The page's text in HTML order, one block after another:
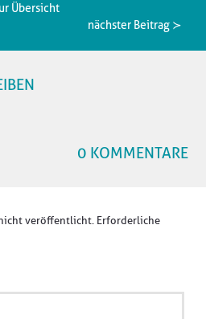
Übersicht
nächster Beitrag ≻
0 KOMMENTARE
veröffentlicht. Erforderliche